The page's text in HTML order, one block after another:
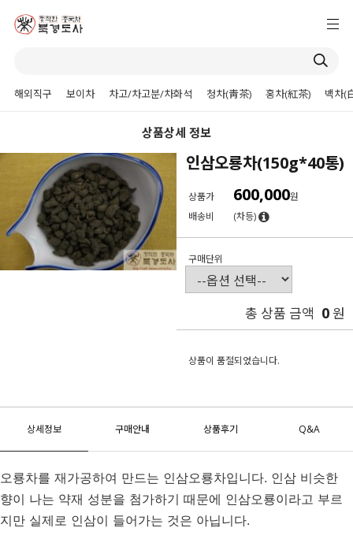
해외직구 보이차 차고/차고분/차화석 청차(靑茶) 홍차(紅茶) 백차(
상품상세 정보
인삼오룡차(150g*40통)
상품가 600,000원
배송비
(차등)
구매단위
총 상품 금액 0원
상품이 품절되었습니다.
상세정보 구매안내 상품후기 Q&A
오룡차를 재가공하여 만드는 인삼오룡차입니다. 인삼 비슷한
향이 나는 약재 성분을 첨가하기 때문에 인삼오룡이라고 부르
지만 실제로 인삼이 들어가는 것은 아닙니다.